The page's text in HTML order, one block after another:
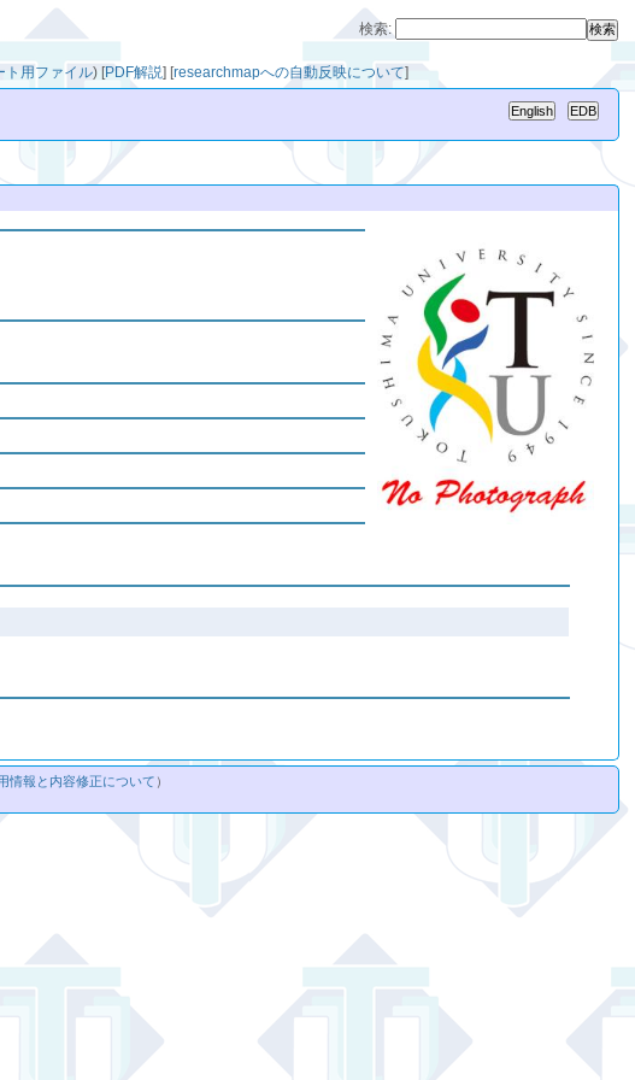
検索:
ト用ファイル) [PDF解説] [researchmapへの自動反映について]
情報と内容修正について ）